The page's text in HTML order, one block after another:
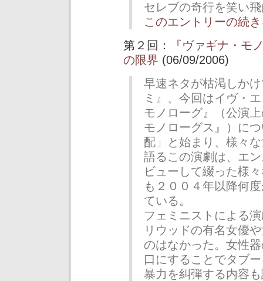
セレブの奇行を笑い
このエントリーの続
第２回：
『ヴァギナ・モ
の限界 (06/09/2006)
早速ネタが枯渇しか
ミ』、今回はイヴ・
モノローグ』（公演
モノローグス』）に
配」と始まり、様々
語るこの演劇は、エ
ビューして綴った様
も２００４年以降何
ている。
フェミニストによる
リウッドの有名女優
のはなかった。女性
口にすることでタブ
暴力を糾弾する内容